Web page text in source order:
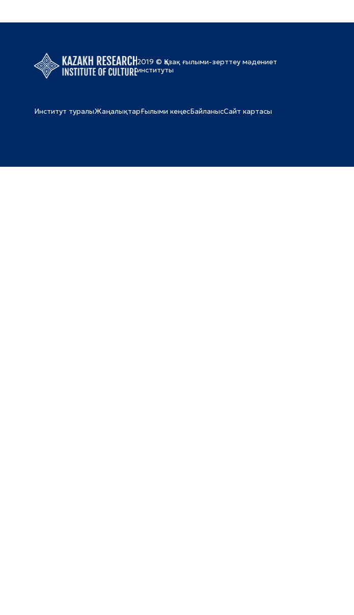
2019 © Қазақ ғылыми-зерттеу мәдениет
институты
Институт туралыЖаңалықтарҒылыми кеңесБайланысСайт картасы